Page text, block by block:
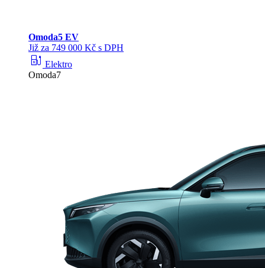
Omoda5 EV
Již za 749 000 Kč s DPH
ev_station Elektro
Omoda7